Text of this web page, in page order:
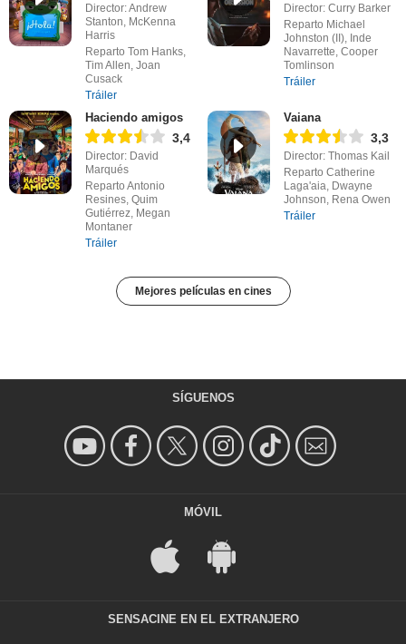
Director: Andrew
Stanton, McKenna
Harris
Reparto Tom Hanks,
Tim Allen, Joan
Cusack
Tráiler
Director: Curry Barker
Reparto Michael
Johnston (II), Inde
Navarrette, Cooper
Tomlinson
Tráiler
Haciendo amigos
3,4
Director: David
Marqués
Reparto Antonio
Resines, Quim
Gutiérrez, Megan
Montaner
Tráiler
Vaiana
3,3
Director: Thomas Kail
Reparto Catherine
Laga'aia, Dwayne
Johnson, Rena Owen
Tráiler
Mejores películas en cines
SÍGUENOS
MÓVIL
SENSACINE EN EL EXTRANJERO